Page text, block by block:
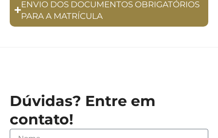
ENVIO DOS DOCUMENTOS OBRIGATÓRIOS
PARA A MATRÍCULA
Dúvidas? Entre em
contato!
Nome